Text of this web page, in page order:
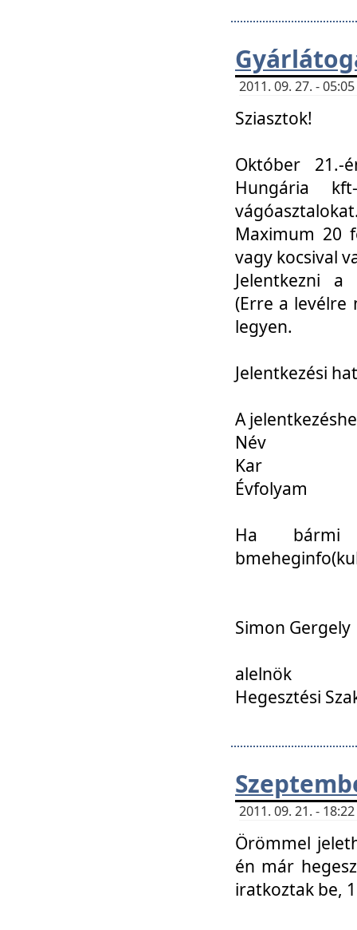
2011. 09. 27. -
Sziasztok!
Október 21.-
Hungária
Maximum 20
vagy kocsival
Jelentkezni a
(Erre a levélre
legyen.
Jelentkezési
A
Név
Kar
Évfolyam
Ha
Simon Gergely
alelnök
Hegesztési
2011. 09. 21. -
Örömmel
én már
iratkoztak be,